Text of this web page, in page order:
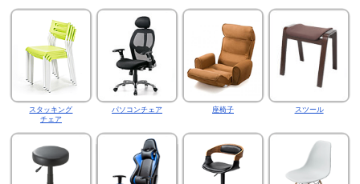
スタッキング
チェア
パソコンチェア 座椅子 スツール